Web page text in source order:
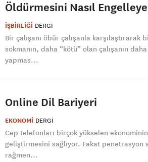
Öldürmesini Nasıl
İŞBİRLİĞİ DERGI
Bir çalışanı öbür çalışanla karşılaştırarak
sokmanın, daha “kötü” olan çalışanın
yapmas...
Online Dil Bariyeri
EKONOMİ DERGI
Cep telefonları birçok yükselen
geliştirmesini sağlıyor. Fakat penetrasyon
rağmen...